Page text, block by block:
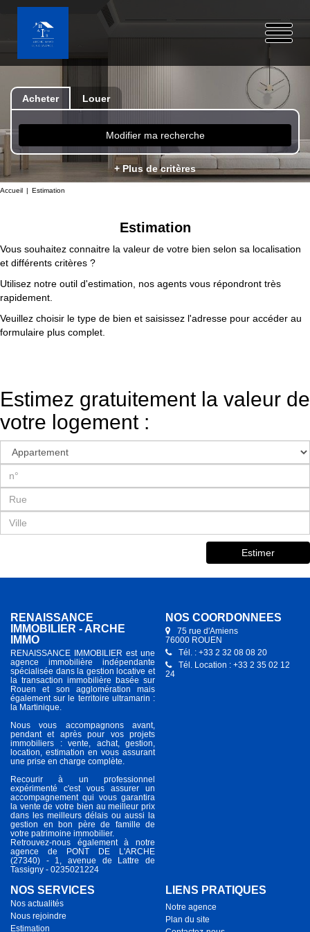
Acheter Louer
Modifier ma recherche
+ Plus de critères
Accueil Estimation
Estimation
Vous souhaitez connaitre la valeur de votre bien selon sa localisation
et différents critères ?
Utilisez notre outil d'estimation, nos agents vous répondront très
rapidement.
Veuillez choisir le type de bien et saisissez l'adresse pour accéder au
formulaire plus complet.
Estimez gratuitement la valeur de
votre logement :
Estimer
RENAISSANCE
IMMOBILIER - ARCHE
IMMO
RENAISSANCE IMMOBILIER est une
agence immobilière indépendante
spécialisée dans la gestion locative et
la transaction immobilière basée sur
Rouen et son agglomération mais
également sur le territoire ultramarin :
la Martinique.
Nous vous accompagnons avant,
pendant et après pour vos projets
immobiliers : vente, achat, gestion,
location, estimation en vous assurant
une prise en charge complète.
Recourir à un professionnel
expérimenté c'est vous assurer un
accompagnement qui vous garantira
la vente de votre bien au meilleur prix
dans les meilleurs délais ou aussi la
gestion en bon père de famille de
votre patrimoine immobilier.
Retrouvez-nous également à notre
agence de PONT DE L'ARCHE
(27340) - 1, avenue de Lattre de
Tassigny - 0235021224
NOS COORDONNÉES
75 rue d'Amiens
76000 ROUEN
Tél. : +33 2 32 08 08 20
Tél. Location : +33 2 35 02 12
24
NOS SERVICES
Nos actualités
Nous rejoindre
Estimation
LIENS PRATIQUES
Notre agence
Plan du site